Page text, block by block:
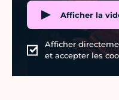
Afficher la
Afficher
et accepter les